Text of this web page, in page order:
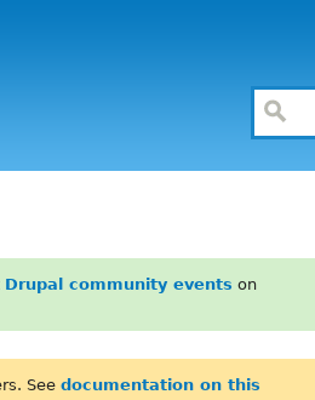
Drupal community events on
See documentation on this